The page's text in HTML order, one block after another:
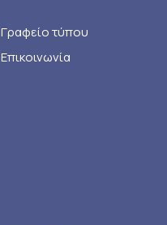
Γραφείο τύπου
Επικοινωνία